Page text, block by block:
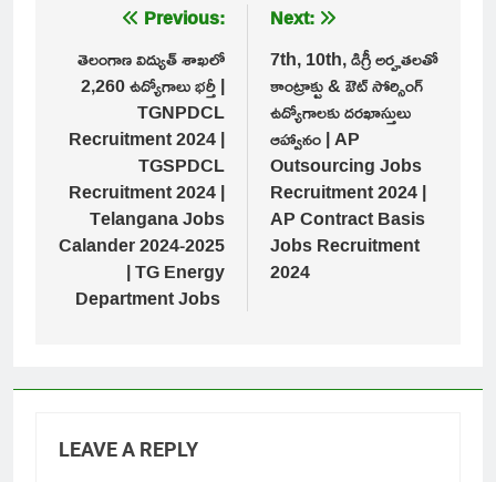
navigation
Previous:
తెలంగాణ విద్యుత్ శాఖలో
2,260 ఉద్యోగాలు భర్తీ |
TGNPDCL
Recruitment 2024 |
TGSPDCL
Recruitment 2024 |
Telangana Jobs
Calander 2024-2025
| TG Energy
Department Jobs
Next:
7th, 10th, డిగ్రీ అర్హతలతో
కాంట్రాక్టు & ఔట్ సోర్సింగ్
ఉద్యోగాలకు దరఖాస్తులు
ఆహ్వానం | AP
Outsourcing Jobs
Recruitment 2024 |
AP Contract Basis
Jobs Recruitment
2024
LEAVE A REPLY